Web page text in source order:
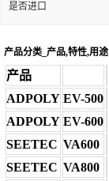
是否进口
产品分类_产品,特性,用途
产品
ADPOLY EV-500
ADPOLY EV-600
SEETEC VA600
SEETEC VA800